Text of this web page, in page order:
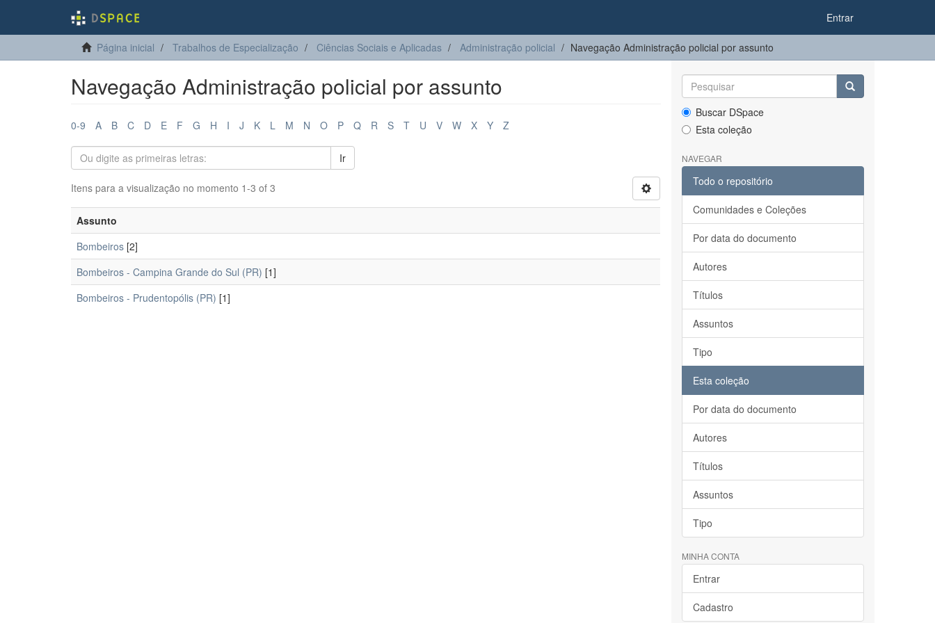
Entrar
Página inicial Trabalhos de Especialização Ciências Sociais e Aplicadas Administração policial Navegação Administração policial por assunto
Navegação Administração policial por assunto
0-9 A B C D E F G H I J K L M N O P Q R S T U V W X Y Z
Ir
Itens para a visualização no momento 1-3 of 3
Assunto
Bombeiros [2]
Bombeiros - Campina Grande do Sul (PR) [1]
Bombeiros - Prudentopólis (PR) [1]
Buscar DSpace
Esta coleção
NAVEGAR
Todo o repositório
Comunidades e Coleções
Por data do documento
Autores
Títulos
Assuntos
Tipo
Esta coleção
Por data do documento
Autores
Títulos
Assuntos
Tipo
MINHA CONTA
Entrar
Cadastro